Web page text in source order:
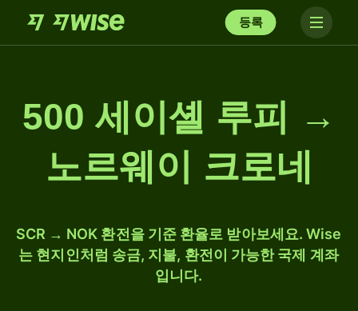
등록
500 세이셸 루피 →
노르웨이 크로네
SCR → NOK 환전을 기준 환율로 받아보세요. Wise
는 현지인처럼 송금, 지불, 환전이 가능한 국제 계좌
입니다.